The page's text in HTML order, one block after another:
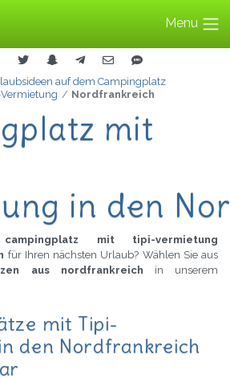
Menu
auf dem Campingplatz
Nordfrankreich
mit
in den
mit tipi-vermietung
für Ihren nächsten Urlaub? Wählen Sie aus
aus nordfrankreich in unserem
mit Tipi-
den Nordfrankreich